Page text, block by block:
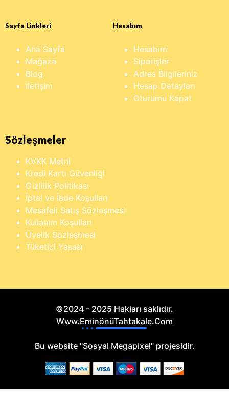
Sayfa Linkleri
Ana Sayfa
Mağaza
Blog
İletişim
Hesabım
Hesabım
Siparişler
Adres Bilgileriniz
Hesap Detayları
Oturumu Kapat
Sözleşmeler
KVKK Metni
Kredi Kartı Güvenliği
Gizlilik Politikası
İptal ve İade Koşulları
Mesafeli Satış Sözleşmesi
Kullanım Koşulları
Üyelik Sözleşmesi
Tüketici Yasası
©2024 - 2025 Hakları saklıdır.
Www.EminönüTahtakale.Com
Bu website "Sosyal Megapixel" projesidir.